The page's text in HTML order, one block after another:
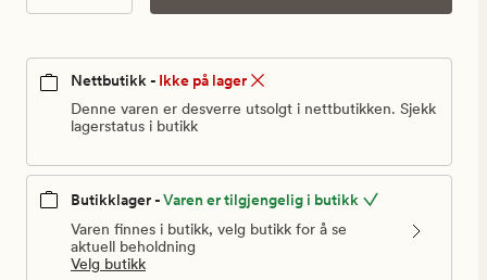
pris
kr
Nettbutikk - Ikke på lager
Denne varen er desverre utsolgt i nettbutikken. Sjekk
lagerstatus i butikk
Butikklager -Varen er tilgjengelig i butikk
Varen finnes i butikk, velg butikk for å se
aktuell beholdning
Velg butikk